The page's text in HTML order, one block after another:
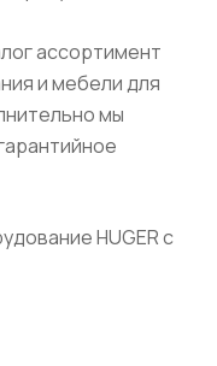
ассортимент
и мебели для
мы
HUGER с